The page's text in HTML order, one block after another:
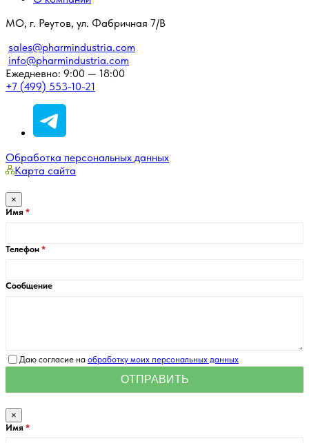
МО, г. Реутов, ул. Фабричная 7/В
sales@pharmindustria.com
info@pharmindustria.com
Ежедневно: 9:00 — 18:00
+7 (499) 553-10-21
Обработка персональных данных
Карта сайта
×
Имя
Телефон
Сообщение
Даю согласие на обработку моих персональных данных
×
Имя